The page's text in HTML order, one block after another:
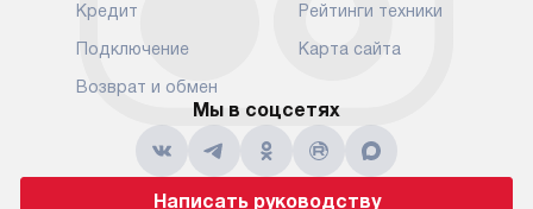
Кредит
Подключение
Возврат и обмен
Рейтинги техники
Карта сайта
Мы в соцсетях
Написать руководству